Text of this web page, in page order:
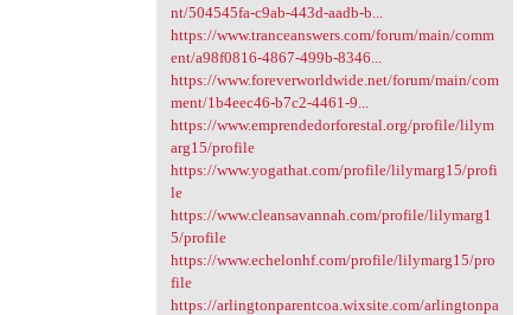
nt/504545fa-c9ab-443d-aadb-b...
https://www.tranceanswers.com/forum/main/comm
ent/a98f0816-4867-499b-8346...
https://www.foreverworldwide.net/forum/main/com
ment/1b4eec46-b7c2-4461-9...
https://www.emprendedorforestal.org/profile/lilym
arg15/profile
https://www.yogathat.com/profile/lilymarg15/profi
le
https://www.cleansavannah.com/profile/lilymarg1
5/profile
https://www.echelonhf.com/profile/lilymarg15/pro
file
https://arlingtonparentcoa.wixsite.com/arlingtonpa